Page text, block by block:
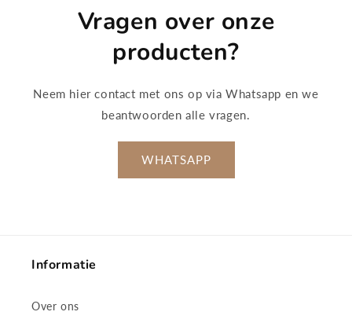
Vragen over onze
producten?
Neem hier contact met ons op via Whatsapp en we
beantwoorden alle vragen.
WHATSAPP
Informatie
Over ons